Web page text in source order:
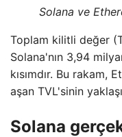
Solana ve
Toplam kilitli değer
Solana'nın 3,94
kısımdır. Bu rakam,
aşan TVL'sinin
Solana